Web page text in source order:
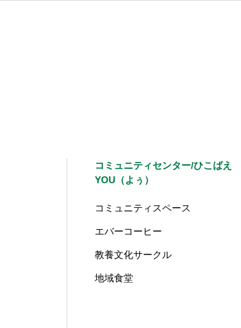
コミュニティセンター/ひこばえ
YOU（よぅ）
コミュニティスペース
エバーコーヒー
教養文化サークル
地域食堂